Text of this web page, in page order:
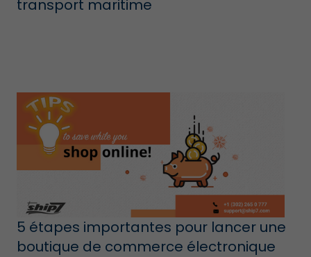
transport maritime
5 étapes importantes pour lancer une
boutique de commerce électronique